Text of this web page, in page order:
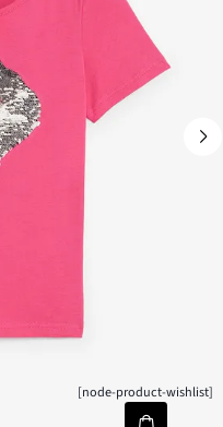
[node-product-wishlist]